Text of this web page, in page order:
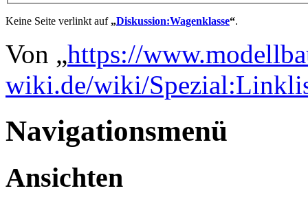
Keine Seite verlinkt auf „Diskussion:Wagenklasse“.
Von „https://
wiki.de/wiki/
Navigationsmenü
Ansichten